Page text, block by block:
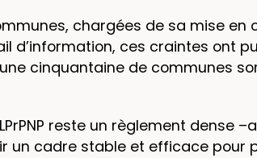
chargées de sa mise
d’information, ces craintes ont
cinquantaine de communes
reste un règlement dense
un cadre stable et efficace pour